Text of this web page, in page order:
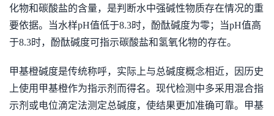
化物和碳酸盐的含量，是判断水中强碱性物质存在情况的重
要依据。当水样pH值低于8.3时，酚酞碱度为零；当pH值高
于8.3时，酚酞碱度可指示碳酸盐和氢氧化物的存在。
甲基橙碱度是传统称呼，实际上与总碱度概念相近，因历史
上使用甲基橙作为指示剂而得名。现代检测中多采用混合指
示剂或电位滴定法测定总碱度，使结果更加准确可靠。甲基